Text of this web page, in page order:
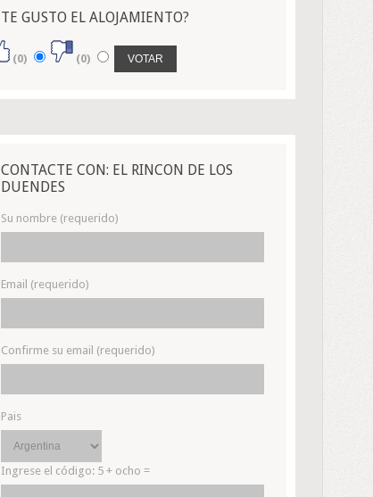
TE GUSTO EL ALOJAMIENTO?
(0) (0)
CONTACTE CON: EL RINCON DE LOS
DUENDES
Su nombre (requerido)
Email (requerido)
Confirme su email (requerido)
Pais
Ingrese el código: 5 + ocho =